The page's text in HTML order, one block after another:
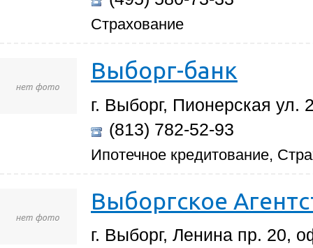
Страхование
Выборг-банк
г. Выборг, Пионерская ул.
(813) 782-52-93
Ипотечное кредитование,
Выборгское
г. Выборг, Ленина пр. 20,